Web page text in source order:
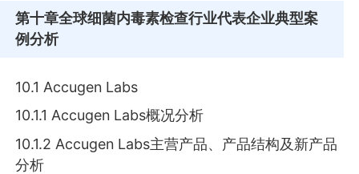
第十章全球细菌内毒素检查行业代表企业典型案
例分析
10.1 Accugen Labs
10.1.1 Accugen Labs概况分析
10.1.2 Accugen Labs主营产品、产品结构及新产品
分析